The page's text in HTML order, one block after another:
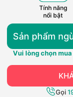
Tính năng
nổi bật
Sản phẩm
Vui lòng chọn
Gọi